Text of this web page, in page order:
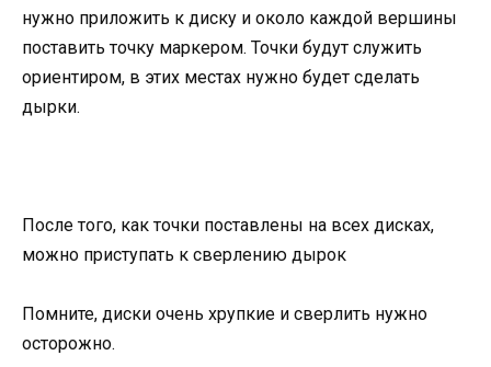
нужно приложить к диску и около каждой вершины
поставить точку маркером. Точки будут служить
ориентиром, в этих местах нужно будет сделать
дырки.
После того, как точки поставлены на всех дисках,
можно приступать к сверлению дырок
Помните, диски очень хрупкие и сверлить нужно
осторожно.